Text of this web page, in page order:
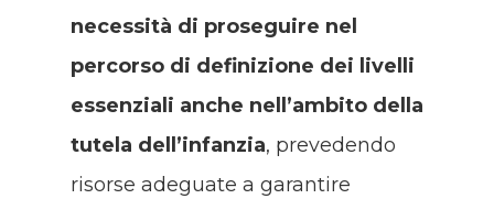
necessità di proseguire nel
percorso di definizione dei livelli
essenziali anche nell’ambito della
tutela dell’infanzia, prevedendo
risorse adeguate a garantire